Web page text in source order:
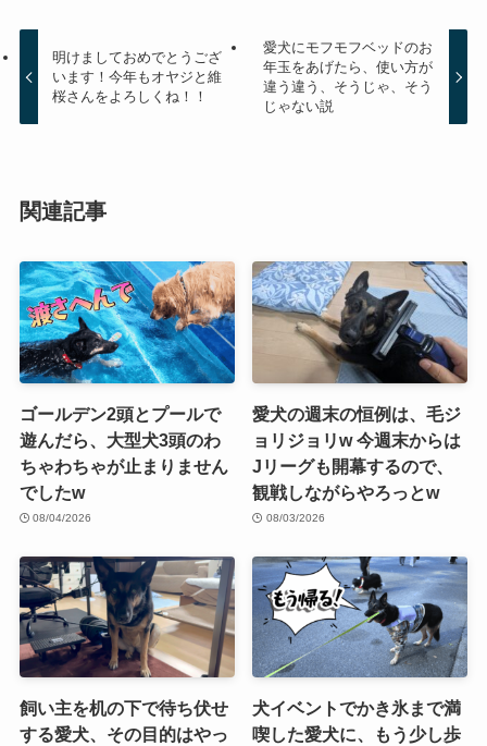
明けましておめでとうござ
います！今年もオヤジと維
桜さんをよろしくね！！
愛犬にモフモフベッドのお
年玉をあげたら、使い方が
違う違う、そうじゃ、そう
じゃない説
関連記事
ゴールデン2頭とプールで
遊んだら、大型犬3頭のわ
ちゃわちゃが止まりません
でしたw
08/04/2026
愛犬の週末の恒例は、毛ジ
ョリジョリw 今週末からは
Jリーグも開幕するので、
観戦しながらやろっとw
08/03/2026
飼い主を机の下で待ち伏せ
する愛犬、その目的はやっ
犬イベントでかき氷まで満
喫した愛犬に、もう少し歩